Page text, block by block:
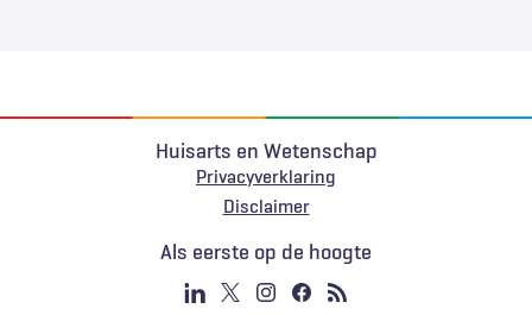
Huisarts en Wetenschap
Privacyverklaring
Voet
Disclaimer
Als eerste op de hoogte